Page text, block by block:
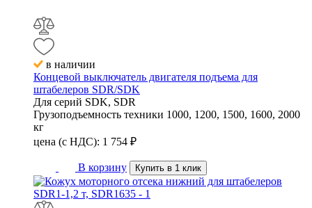
в наличии
Концевой выключатель двигателя подъема для
штабелеров SDR/SDK
Для серий SDK, SDR
Грузоподъемность техники 1000, 1200, 1500, 1600, 2000
кг
цена (с НДС): 1 754 ₽
В корзину Купить в 1 клик